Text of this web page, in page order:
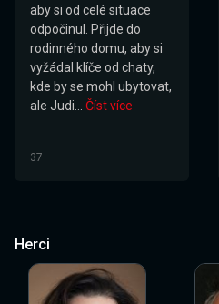
aby si od celé situace
odpočinul. Přijde do
rodinného domu, aby si
vyžádal klíče od chaty,
kde by se mohl ubytovat,
ale Judi...
Číst více
37
Herci